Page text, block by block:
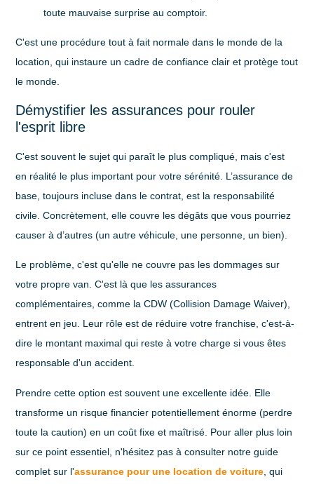
toute mauvaise surprise au comptoir.
C'est une procédure tout à fait normale dans le monde de la
location, qui instaure un cadre de confiance clair et protège tout
le monde.
Démystifier les assurances pour rouler
l'esprit libre
C'est souvent le sujet qui paraît le plus compliqué, mais c'est
en réalité le plus important pour votre sérénité. L’assurance de
base, toujours incluse dans le contrat, est la responsabilité
civile . Concrètement, elle couvre les dégâts que vous pourriez
causer à d’autres (un autre véhicule, une personne, un bien).
Le problème, c'est qu'elle ne couvre pas les dommages sur
votre propre van. C'est là que les assurances
complémentaires, comme la CDW (Collision Damage Waiver),
entrent en jeu. Leur rôle est de réduire votre franchise, c'est-à-
dire le montant maximal qui reste à votre charge si vous êtes
responsable d'un accident.
Prendre cette option est souvent une excellente idée. Elle
transforme un risque financier potentiellement énorme (perdre
toute la caution) en un coût fixe et maîtrisé. Pour aller plus loin
sur ce point essentiel, n'hésitez pas à consulter notre guide
complet sur l'assurance pour une location de voiture , qui